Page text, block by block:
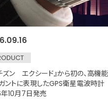
ズン エクシード』から初の、高機
ントに表現したGPS衛星電波時計
10月7日発売